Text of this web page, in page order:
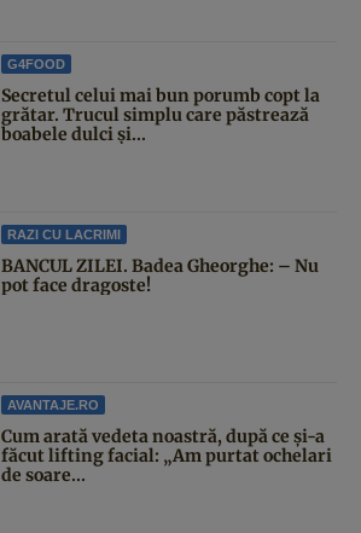
G4FOOD
Secretul celui mai bun porumb copt la
grătar. Trucul simplu care păstrează
boabele dulci și...
RAZI CU LACRIMI
BANCUL ZILEI. Badea Gheorghe: – Nu
pot face dragoste!
AVANTAJE.RO
Cum arată vedeta noastră, după ce și-a
făcut lifting facial: „Am purtat ochelari
de soare...